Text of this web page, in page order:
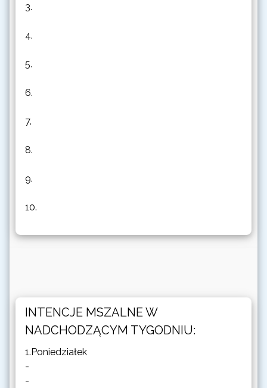
3.
4.
5.
6.
7.
8.
9.
10.
INTENCJE MSZALNE W
NADCHODZĄCYM TYGODNIU:
1.Poniedziałek
-
-